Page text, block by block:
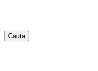
Cauta